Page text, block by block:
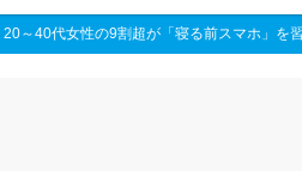
20～40代女性の9割超が「寝る前スマホ」を